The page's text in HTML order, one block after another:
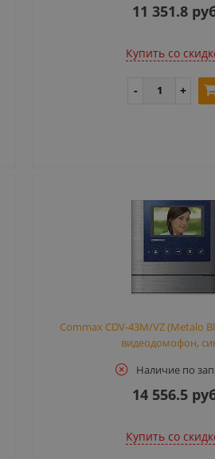
11 351.8
Купить cо
Commax CDV-43M/VZ (Metalo
видеодомофон,
Наличие по
14 556.5
Купить cо